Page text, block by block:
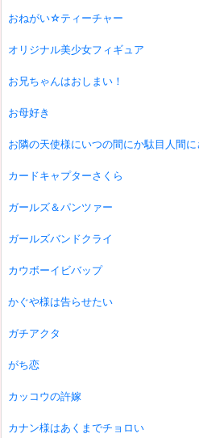
おねがい☆ティーチャー
オリジナル美少女フィギュア
お兄ちゃんはおしまい！
お母好き
お隣の天使様にいつの間にか駄目人間
カードキャプターさくら
ガールズ＆パンツァー
ガールズバンドクライ
カウボーイビバップ
かぐや様は告らせたい
ガチアクタ
がち恋
カッコウの許嫁
カナン様はあくまでチョロい